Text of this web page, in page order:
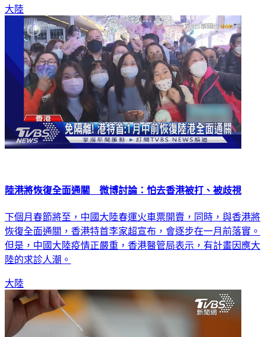
大陸
陸港將恢復全面通關 微博討論：怕去香港被打、被歧視
下個月春節將至，中國大陸春運火車票開賣，同時，與香港將
恢復全面通關，香港特首李家超宣布，會逐步在一月前落實。
但是，中國大陸疫情正嚴重，香港醫管局表示，有計畫因應大
陸的求診人潮。
大陸